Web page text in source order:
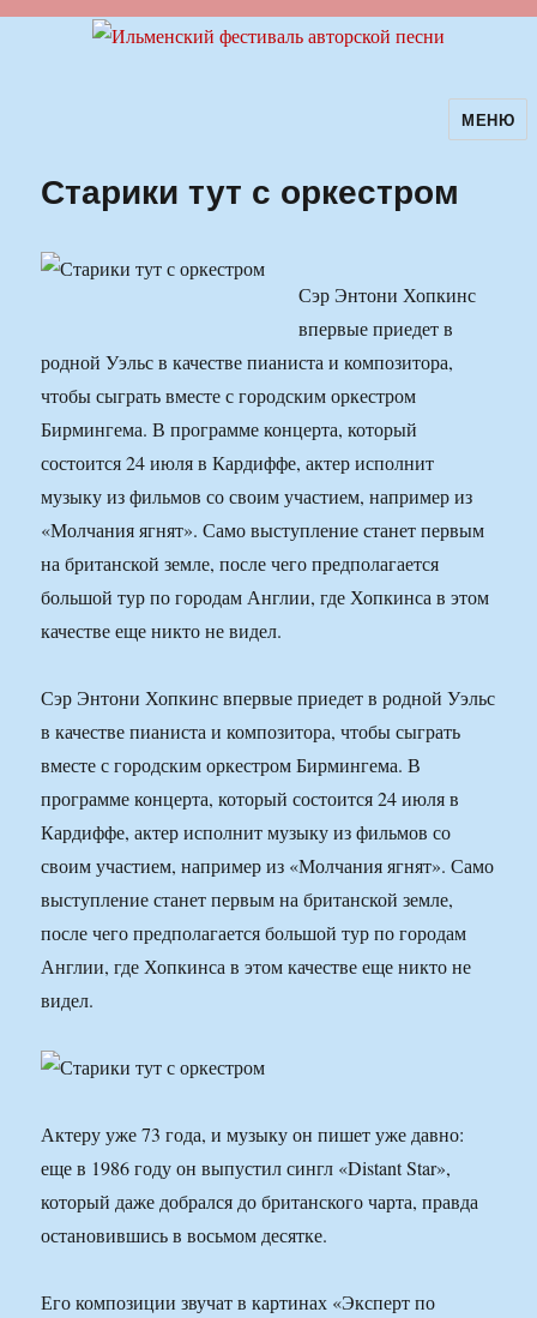
Ильменский фестиваль авторскойМЕНЮ
Старики тут с оркестром
Сэр Энтони Хопкинс
впервые приедет в
родной Уэльс в качестве пианиста и композитора,
чтобы сыграть вместе с городским оркестром
Бирмингема. В программе концерта, который
состоится 24 июля в Кардиффе, актер исполнит
музыку из фильмов со своим участием, например из
«Молчания ягнят». Само выступление станет первым
на британской земле, после чего предполагается
большой тур по городам Англии, где Хопкинса в этом
качестве еще никто не видел.
Сэр Энтони Хопкинс впервые приедет в родной Уэльс
в качестве пианиста и композитора, чтобы сыграть
вместе с городским оркестром Бирмингема. В
программе концерта, который состоится 24 июля в
Кардиффе, актер исполнит музыку из фильмов со
своим участием, например из «Молчания ягнят». Само
выступление станет первым на британской земле,
после чего предполагается большой тур по городам
Англии, где Хопкинса в этом качестве еще никто не
видел.
Актеру уже 73 года, и музыку он пишет уже давно:
еще в 1986 году он выпустил сингл «Distant Star»,
который даже добрался до британского чарта, правда
остановившись в восьмом десятке.
Его композиции звучат в картинах «Эксперт по